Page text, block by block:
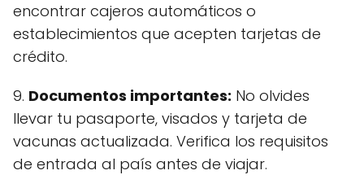
encontrar cajeros automáticos o
establecimientos que acepten tarjetas de
crédito.
9. Documentos importantes: No olvides
llevar tu pasaporte, visados y tarjeta de
vacunas actualizada. Verifica los requisitos
de entrada al país antes de viajar.